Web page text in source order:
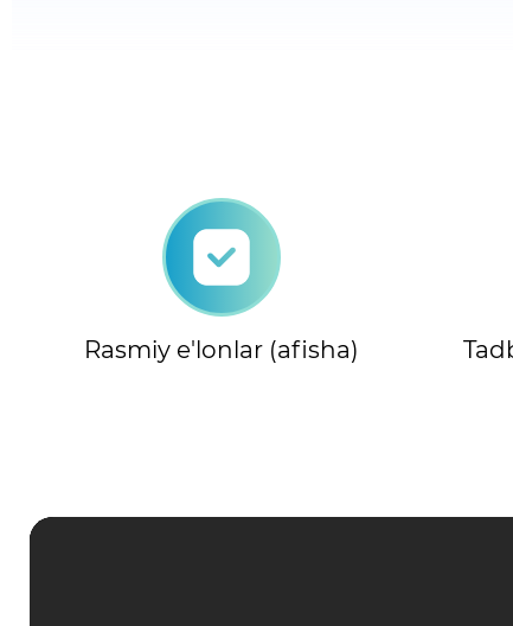
Rasmiy e'lonlar (afisha)